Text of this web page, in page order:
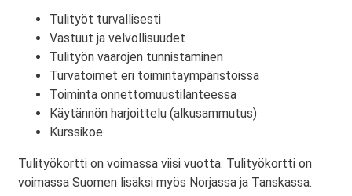
Tulityöt turvallisesti
Vastuut ja velvollisuudet
Tulityön vaarojen tunnistaminen
Turvatoimet eri toimintaympäristöissä
Toiminta onnettomuustilanteessa
Käytännön harjoittelu (alkusammutus)
Kurssikoe
Tulityökortti on voimassa viisi vuotta. Tulityökortti on
voimassa Suomen lisäksi myös Norjassa ja Tanskassa.